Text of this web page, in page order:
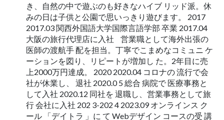
き、自然の中で遊ぶのも好きなハイブ リッド派。休
みの日は子供と公園で思いっきり遊びます。 2017
2017.03 関西外国語大学国際言語学部 卒業 2017.04
大阪の旅行代理店に入社 営業職として海外出張の
医師の渡航手 配を担当。丁寧でこまめなコミュニ ケ
ーションを図り、リピートが増加し た。2年目に売
上2000万円達成。 2020 2020.04 コロナの 流行で会
社が休業し、 退社 2020.0 5 総合 病院で 医療事務と
して入社 2020.12 同社を 退職し、営業事務として旅
行 会社に入社 202 3-202 4 2023.09 オンラインス ク
ール 「デイトラ 」に て Webデザイン コースの受 講